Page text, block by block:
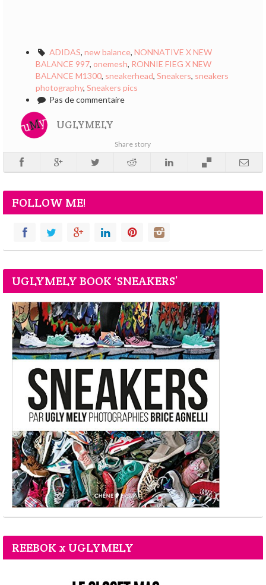
ADIDAS, new balance, NONNATIVE X NEW
BALANCE 997, onemesh, RONNIE FIEG X NEW
BALANCE M1300, sneakerhead, Sneakers, sneakers
photography, Sneakers pics
Pas de commentaire
UGLYMELY
Share story
FOLLOW ME!
UGLYMELY BOOK ‘SNEAKERS’
REEBOK x UGLYMELY